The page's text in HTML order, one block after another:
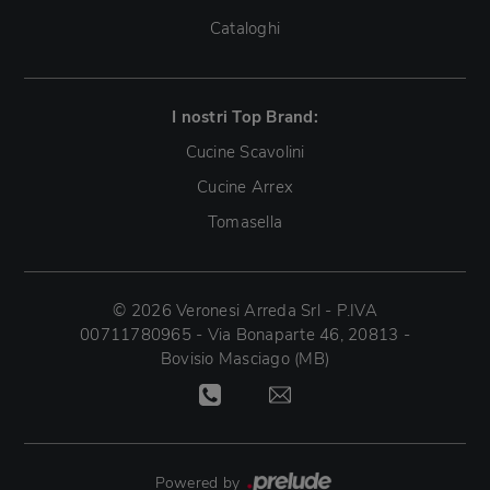
Cataloghi
I nostri Top Brand:
Cucine Scavolini
Cucine Arrex
Tomasella
© 2026 Veronesi Arreda Srl - P.IVA
00711780965 - Via Bonaparte 46, 20813 -
Bovisio Masciago (MB)
Powered by